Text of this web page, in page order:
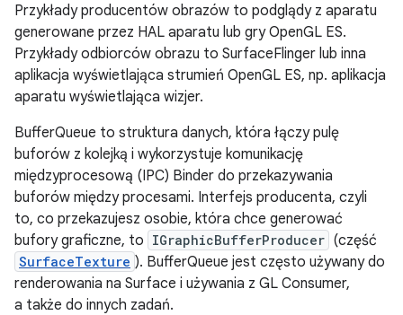
Przykłady producentów obrazów to podglądy z aparatu
generowane przez HAL aparatu lub gry OpenGL ES.
Przykłady odbiorców obrazu to SurfaceFlinger lub inna
aplikacja wyświetlająca strumień OpenGL ES, np. aplikacja
aparatu wyświetlająca wizjer.
BufferQueue to struktura danych, która łączy pulę
buforów z kolejką i wykorzystuje komunikację
międzyprocesową (IPC) Binder do przekazywania
buforów między procesami. Interfejs producenta, czyli
to, co przekazujesz osobie, która chce generować
bufory graficzne, to IGraphicBufferProducer (część
SurfaceTexture ). BufferQueue jest często używany do
renderowania na Surface i używania z GL Consumer,
a także do innych zadań.